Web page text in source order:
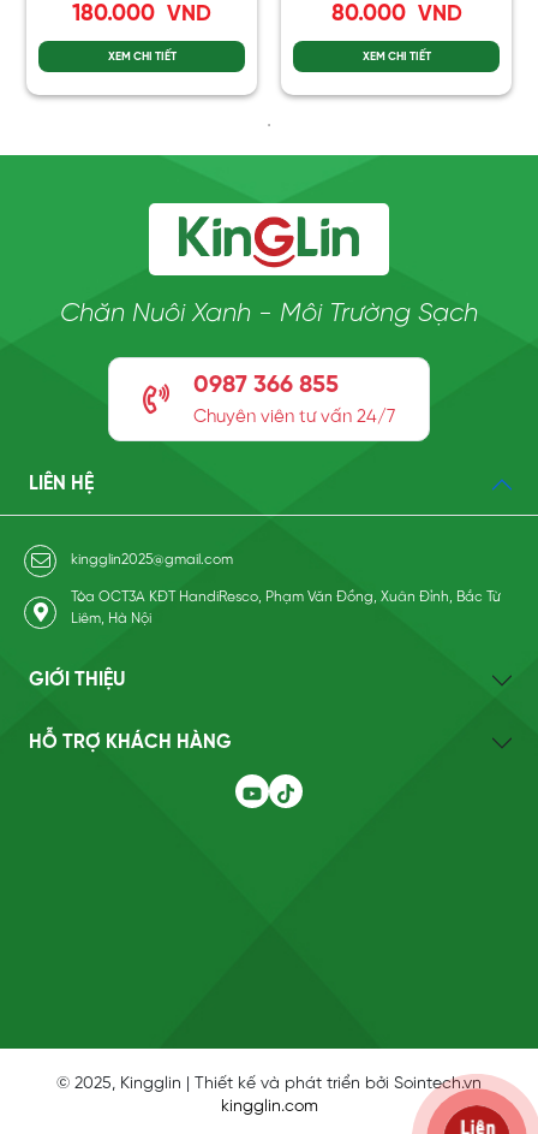
180.000 VND
XEM CHI TIẾT
80.000 VND
XEM CHI TIẾT
Chăn Nuôi Xanh - Môi Trường Sạch
0987 366 855
Chuyên viên tư vấn 24/7
LIÊN HỆ
kingglin2025@gmail.com
Tòa OCT3A KĐT HandiResco, Phạm Văn Đồng, Xuân Đỉnh, Bắc Từ
Liêm, Hà Nội
GIỚI THIỆU
HỖ TRỢ KHÁCH HÀNG
© 2025, Kingglin | Thiết kế và phát triển bởi Sointech.vn
kingglin.com